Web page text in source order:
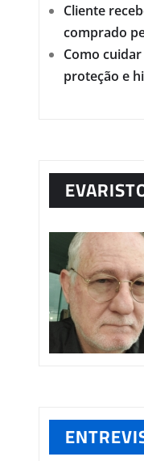
Cliente
comprado
Como
proteção e